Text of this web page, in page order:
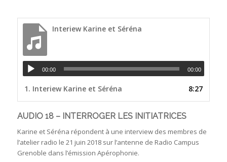
Interiew Karine et Séréna
00:00 00:00
1. Interiew Karine et Séréna 8:27
AUDIO 18 – INTERROGER LES INITIATRICES
Karine et Séréna répondent à une interview des membres de
l’atelier radio le 21 juin 2018 sur l’antenne de Radio Campus
Grenoble dans l’émission Apérophonie.